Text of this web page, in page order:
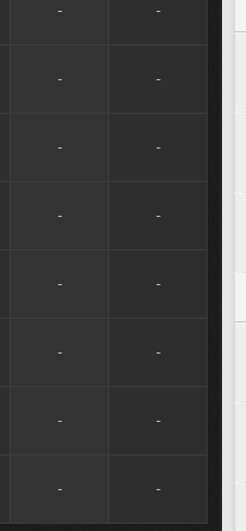
- -
- -
- -
- -
- -
- -
- -
- -